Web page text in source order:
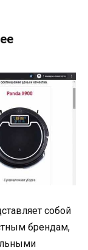
собой
брендам,